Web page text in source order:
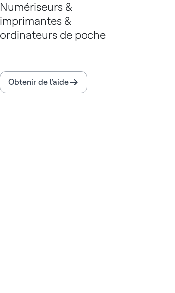
Numériseurs &
imprimantes &
ordinateurs de poche
Obtenir de l'aide